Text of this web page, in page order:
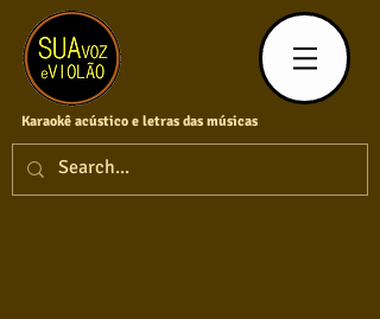
Karaokê acústico e letras das músicas